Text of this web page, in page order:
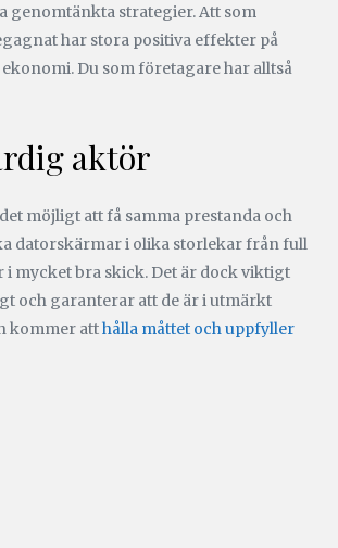
genomtänkta strategier. Att som
har stora positiva effekter på
Du som företagare har alltså
aktör
möjligt att få samma prestanda och
datorskärmar i olika storlekar från full
mycket bra skick. Det är dock viktigt
och garanterar att de är i utmärkt
kommer atthålla måttet och uppfyller